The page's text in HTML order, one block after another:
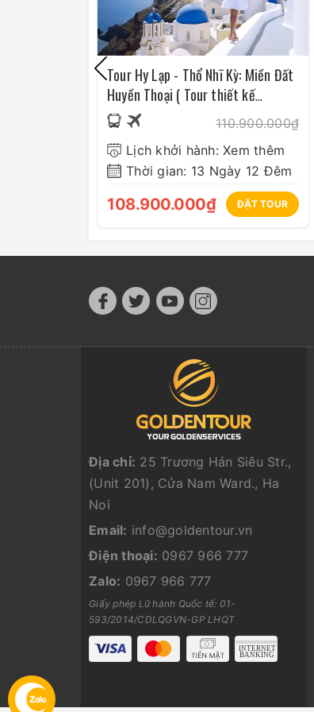
Tour Hy Lạp - Thổ Nhĩ Kỳ: Miền Đất
Huyền Thoại ( Tour thiết kế
13N/12Đ)
110.900.000₫
Lịch khởi hành: Xem thêm
Thời gian: 13 Ngày 12 Đêm
108.900.000₫ ĐẶT TOUR
Địa chỉ: 25 Trương Hán Siêu Str.,
(Unit 201), Cửa Nam Ward., Ha
Noi
Email: info@goldentour.vn
Điện thoại: 0967 966 777
Zalo: 0967 966 777
Giấy phép Lữ hành Quốc tế: 01-
593/2014/CDLQGVN-GP LHQT